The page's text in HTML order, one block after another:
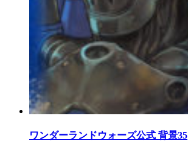
ワンダーランドウォーズ公式 背景35